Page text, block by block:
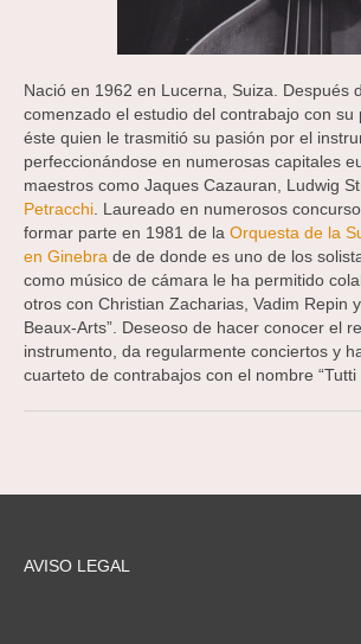
Nació en 1962 en Lucerna, Suiza. Después
comenzado el estudio del contrabajo con su
éste quien le trasmitió su pasión por el
perfeccionándose en numerosas capitales
maestros como Jaques Cazauran, Ludwig
Petracchi. Laureado en numerosos
formar parte en 1981 de la Orquesta de la
en Ginebra de de donde es uno de los
como músico de cámara le ha permitido
otros con Christian Zacharias, Vadim Repin
Beaux-Arts”. Deseoso de hacer conocer el
instrumento, da regularmente conciertos y
cuarteto de contrabajos con el nombre “Tutti
AVISO LEGAL